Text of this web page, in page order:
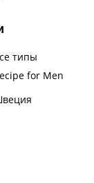
типы
for Men